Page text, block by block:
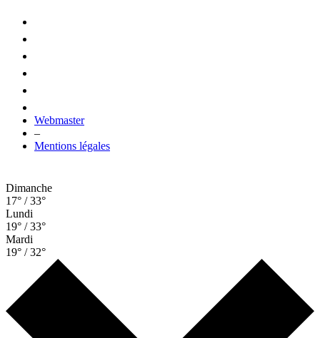
Webmaster
–
Mentions légales
Dimanche
17° / 33°
Lundi
19° / 33°
Mardi
19° / 32°